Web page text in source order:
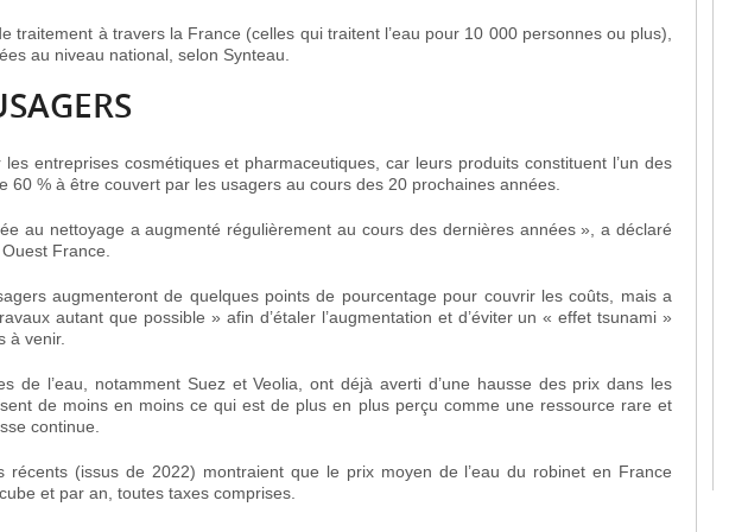
traitement à travers la France (celles qui traitent l’eau pour 10 000 personnes ou plus),
au niveau national, selon Synteau.
entreprises cosmétiques et pharmaceutiques, car leurs produits constituent l’un des
60 % à être couvert par les usagers au cours des 20 prochaines années.
au nettoyage a augmenté régulièrement au cours des dernières années », a déclaré
France.
augmenteront de quelques points de pourcentage pour couvrir les coûts, mais a
autant que possible » afin d’étaler l’augmentation et d’éviter un « effet tsunami »
à venir.
de l’eau, notamment Suez et Veolia, ont déjà averti d’une hausse des prix dans les
de moins en moins ce qui est de plus en plus perçu comme une ressource rare et
continue.
récents (issus de 2022) montraient que le prix moyen de l’eau du robinet en France
et par an, toutes taxes comprises.